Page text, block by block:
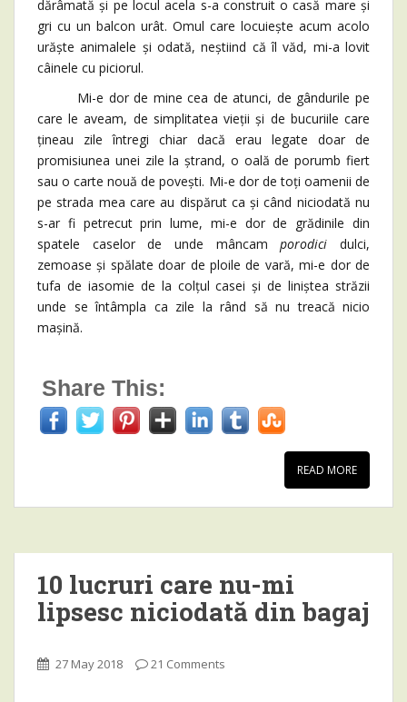
dărâmată și pe locul acela s-a construit o casă mare și
gri cu un balcon urât. Omul care locuiește acum acolo
urăște animalele și odată, neștiind că îl văd, mi-a lovit
câinele cu piciorul.
Mi-e dor de mine cea de atunci, de gândurile pe
care le aveam, de simplitatea vieții și de bucuriile care
țineau zile întregi chiar dacă erau legate doar de
promisiunea unei zile la ștrand, o oală de porumb fiert
sau o carte nouă de povești. Mi-e dor de toți oamenii de
pe strada mea care au dispărut ca și când niciodată nu
s-ar fi petrecut prin lume, mi-e dor de grădinile din
spatele caselor de unde mâncamporodici dulci,
zemoase și spălate doar de ploile de vară, mi-e dor de
tufa de iasomie de la colțul casei și de liniștea străzii
unde se întâmpla ca zile la rând să nu treacă nicio
mașină.
Share This:
READ MORE
10 lucruri care nu-mi
lipsesc niciodată din bagaj
27 May 2018 21 Comments